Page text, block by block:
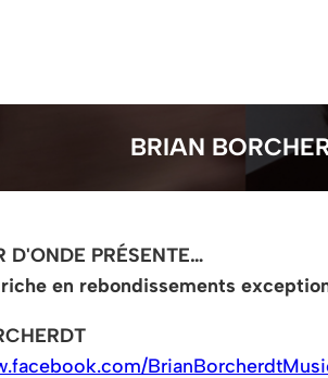
BRIAN
D'ONDE PRÉSENTE…
en rebondissements